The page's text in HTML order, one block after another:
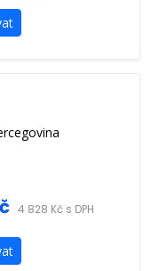
4 828 Kč s DPH